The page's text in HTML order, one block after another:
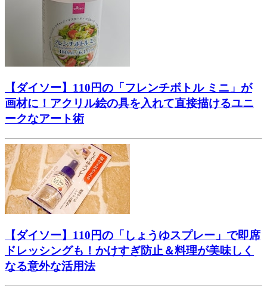
【ダイソー】110円の「フレンチボトル ミニ」が
画材に！アクリル絵の具を入れて直接描けるユニ
ークなアート術
【ダイソー】110円の「しょうゆスプレー」で即席
ドレッシングも！かけすぎ防止＆料理が美味しく
なる意外な活用法